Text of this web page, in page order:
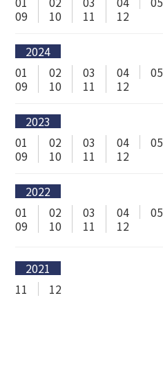
09
10 11 12
2024
01
02 03 04 05
09
10 11 12
2023
01
02 03 04 05
09
10 11 12
2022
01
02 03 04 05
09
10 11 12
2021
11
12